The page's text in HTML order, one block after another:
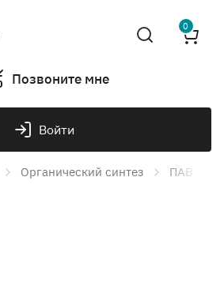
0
Позвоните мне
Войти
Органический синтез ПАВ